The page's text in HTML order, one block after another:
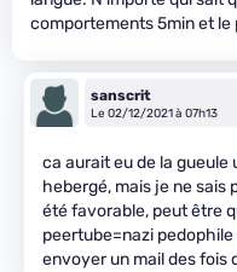
comportements 5min et
sanscrit
Le 02/12/2021 à 07h13
ca aurait eu de la gueule
hebergé, mais je ne sais
été favorable, peut être
peertube=nazi
envoyer un mail des fois